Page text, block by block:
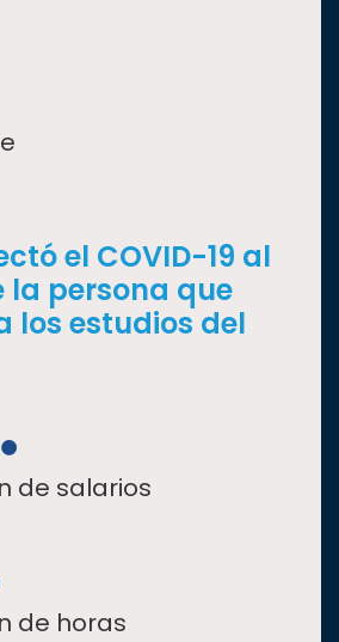
el COVID-19 al
la persona que
los estudios del
de salarios
de horas